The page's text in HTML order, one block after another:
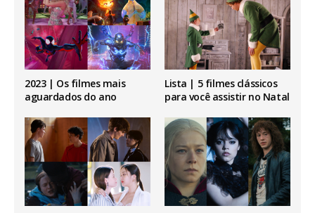
2023 | Os filmes mais
aguardados do ano
Lista | 5 filmes clássicos
para você assistir no Natal